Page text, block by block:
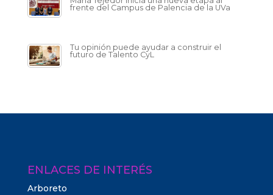
frente del Campus de Palencia de la UVa
Tu opinión puede ayudar a construir el
futuro de Talento CyL
ENLACES DE INTERÉS
Arboreto